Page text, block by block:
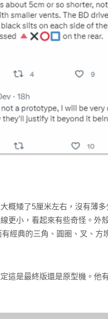
概矮了5厘米左右，沒有薄
更小，看起來有些奇怪。外
經典的三角、圓圈、叉、方
這是最終版還是原型機。他